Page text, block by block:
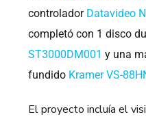
controlador Datavideo
completó con 1 disco
ST3000DM001 y una
fundido Kramer VS-
El proyecto incluía el